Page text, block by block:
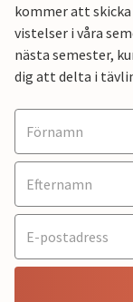
kommer att skicka
vistelser i våra
nästa semester,
dig att delta i